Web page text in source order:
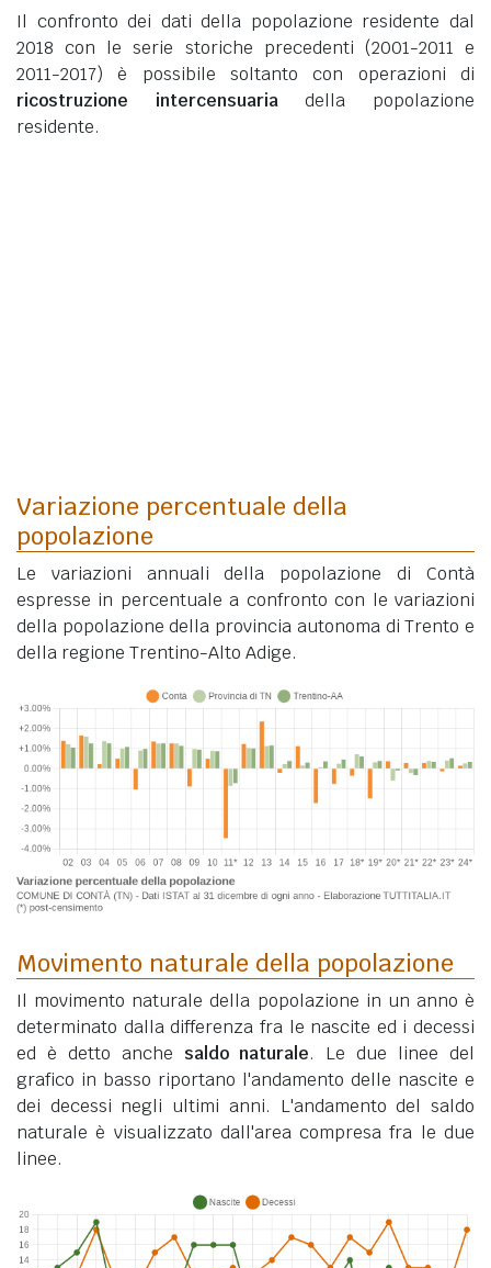
Il confronto dei dati della popolazione residente dal
2018 con le serie storiche precedenti (2001-2011 e
2011-2017) è possibile soltanto con operazioni di
ricostruzione intercensuariadella popolazione
residente.
Variazione percentuale della
popolazione
Le variazioni annuali della popolazione di Contà
espresse in percentuale a confronto con le variazioni
della popolazione della provincia autonoma di Trento e
della regione Trentino-Alto Adige.
Movimento naturale della popolazione
Il movimento naturale della popolazione in un anno è
determinato dalla differenza fra le nascite ed i decessi
ed è detto anche saldo naturale. Le due linee del
grafico in basso riportano l'andamento delle nascite e
dei decessi negli ultimi anni. L'andamento del saldo
naturale è visualizzato dall'area compresa fra le due
linee.